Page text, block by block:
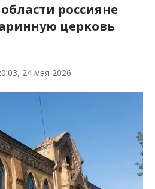
россияне
церковь
24 мая 2026